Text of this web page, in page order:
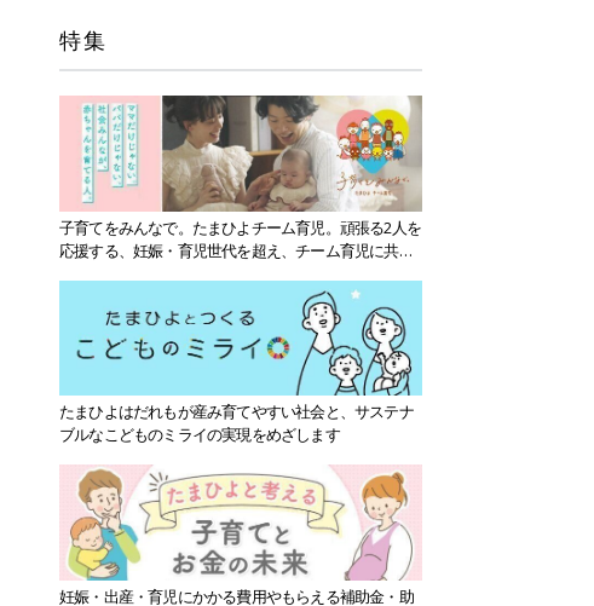
特集
子育てをみんなで。たまひよチーム育児。頑張る2人を
応援する、妊娠・育児世代を超え、チーム育児に共感
たまひよはだれもが産み育てやすい社会と、サステナ
ブルなこどものミライの実現をめざします
妊娠・出産・育児にかかる費用やもらえる補助金・助